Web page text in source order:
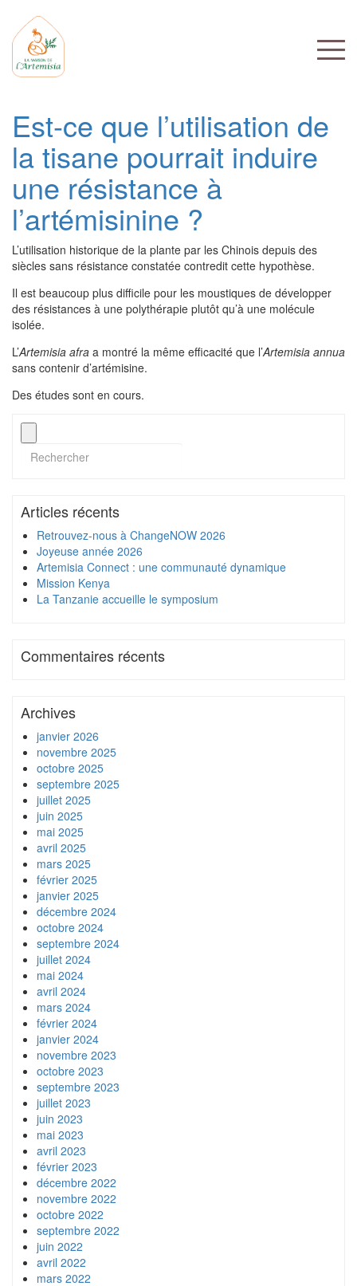
Est-ce que l’utilisation de
la tisane pourrait induire
une résistance à
l’artémisinine ?
L’utilisation historique de la plante par les Chinois depuis des
siècles sans résistance constatée contredit cette hypothèse.
Il est beaucoup plus difficile pour les moustiques de développer
des résistances à une polythérapie plutôt qu’à une molécule
isolée.
L’Artemisia afra a montré la même efficacité que l’Artemisia annua
sans contenir d’artémisine.
Des études sont en cours.
Articles récents
Retrouvez-nous à ChangeNOW 2026
Joyeuse année 2026
Artemisia Connect : une communauté dynamique
Mission Kenya
La Tanzanie accueille le symposium
Commentaires récents
Archives
janvier 2026
novembre 2025
octobre 2025
septembre 2025
juillet 2025
juin 2025
mai 2025
avril 2025
mars 2025
février 2025
janvier 2025
décembre 2024
octobre 2024
septembre 2024
juillet 2024
mai 2024
avril 2024
mars 2024
février 2024
janvier 2024
novembre 2023
octobre 2023
septembre 2023
juillet 2023
juin 2023
mai 2023
avril 2023
février 2023
décembre 2022
novembre 2022
octobre 2022
septembre 2022
juin 2022
avril 2022
mars 2022